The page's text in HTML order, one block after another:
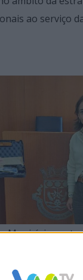
ao serviço
Município
e